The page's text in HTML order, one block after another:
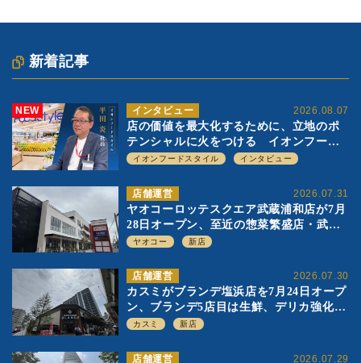
新着記事
NEW 2026.08.07
インタビュー
店の価値を最大化するために、立地のポ
テンシャルに火をつける イオンフード
スタイル 平田 炎社長
イオンフードスタイル インタビュー
2026.07.31
店舗運営
ヤオコーロッテスクエア武蔵浦和店が7月
28日オープン、至近の惣菜繁盛店・武蔵
浦和店とは生鮮強化、ですみ分け
ヤオコー 新店
2026.07.30
店舗運営
カスミがブランデ塩浜店を7月24日オープ
ン、ブランデ5店目は生鮮、デリカ強化の
一方で通常店の要素も取り入れ
カスミ 新店
2026.07.29
店舗運営